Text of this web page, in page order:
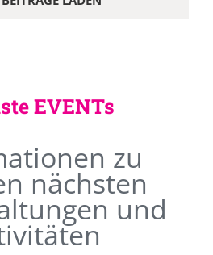
EVENTs
zu
nächsten
und